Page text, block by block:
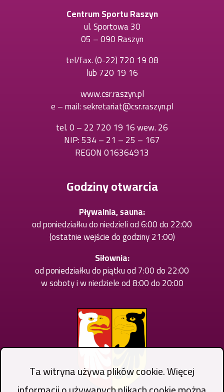
Centrum Sportu Raszyn
ul. Sportowa 30
05 – 090 Raszyn
tel/fax.(0-22) 720 19 08
karcie
lub720 19 16
w
nowej
karcie
www.csr.raszyn.pl
e – mail:sekretariat@csr.raszyn.pl
tel.0 – 22 720 19 16 wew. 26
NIP: 534 – 21 – 25 – 167
REGON 016364913
Godziny otwarcia
Pływalnia, sauna:
od poniedziałku do niedzieli od 6:00 do 22:00
(ostatnie wejście do godziny 21:00)
Siłownia:
od poniedziałku do piątku od 7:00 do 22:00
w soboty i w niedziele od 8:00 do 20:00
Ta witryna używa plików cookie. Więcej